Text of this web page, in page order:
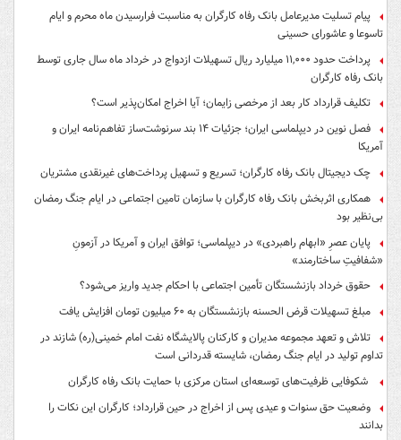
پیام تسلیت مدیرعامل بانک رفاه کارگران به مناسبت فرارسیدن ماه محرم و ایام
تاسوعا و عاشورای حسینی
پرداخت حدود ۱۱,۰۰۰ میلیارد ریال تسهیلات ازدواج در خرداد ماه سال جاری توسط
بانک رفاه کارگران
تکلیف قرارداد کار بعد از مرخصی زایمان؛ آیا اخراج امکان‌پذیر است؟
فصل نوین در دیپلماسی ایران؛ جزئیات ۱۴ بند سرنوشت‌ساز تفاهم‌نامه ایران و
آمریکا
چک دیجیتال بانک رفاه کارگران؛ تسریع و تسهیل پرداخت‌های غیرنقدی مشتریان
همکاری اثربخش بانک رفاه کارگران با سازمان تامین اجتماعی در ایام جنگ رمضان
بی‌نظیر بود
پایان عصرِ «ابهام راهبردی» در دیپلماسی؛ توافق ایران و آمریکا در آزمونِ
«شفافیتِ ساختارمند»
حقوق خرداد بازنشستگان تأمین اجتماعی با احکام جدید واریز می‌شود؟
مبلغ تسهیلات قرض الحسنه بازنشستگان به ۶۰ میلیون تومان افزایش یافت
تلاش و تعهد مجموعه مدیران و کارکنان پالایشگاه نفت امام خمینی(ره) شازند در
تداوم تولید در ایام جنگ رمضان، شایسته قدردانی است
شکوفایی ظرفیت‌های توسعه‌ای استان مرکزی با حمایت بانک رفاه کارگران
وضعیت حق سنوات و عیدی پس از اخراج در حین قرارداد؛ کارگران این نکات را
بدانند